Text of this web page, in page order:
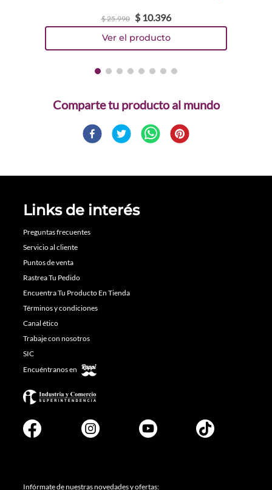
$25.990 $ 10.396
Comparte
Links de interés
Preguntas frecuentes
Servicio al cliente
Puntos de venta
Rastrea Tu Pedido
Encuentra Tu Producto En Tienda
Términos y condiciones
Canal ético
Trabaje con nosotros
SIC
Encuéntranos en
Infórmate de nuestras novedades y ofertas: